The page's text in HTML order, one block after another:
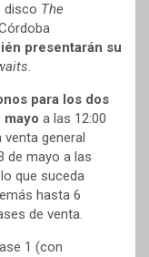
disco The
presentarán su
.
para los dos
a las 12:00
general
de mayo a las
que suceda
hasta 6
de venta.
1 (con